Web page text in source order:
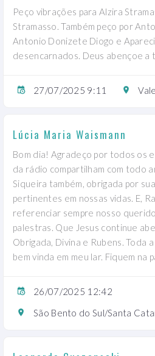
Peço vibrações para Alzira
Stramasso. Também peço por
Antonio Donizete Diogo e
desencarnados. Deus abençoe a
27/07/2025 9:11
Lúcia Maria Waismann
Bom dia! Agradeço por todos os
da rádio compartilham com todo
Siqueira também, obrigada por
pertinentes em nossas vidas. E,
referenciar sempre nosso
palestras. Que Jesus continue
Obrigada, Divina e Rubens. Toda
bem vinda em meu lar. Fiquem na
26/07/2025 12:42
São Bento do Sul/Santa